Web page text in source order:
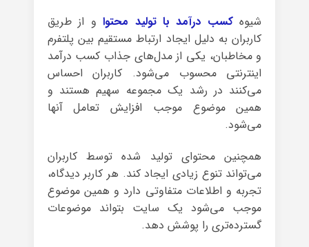
شیوهکسب درآمد با تولید محتواو از طریق
کاربران به دلیل ایجاد ارتباط مستقیم بین پلتفرم
و مخاطبان، یکی از مدل‌های جذاب کسب درآمد
اینترنتی محسوب می‌شود. کاربران احساس
می‌کنند در رشد یک مجموعه سهیم هستند و
همین موضوع موجب افزایش تعامل آنها
می‌شود.
همچنین محتوای تولید شده توسط کاربران
می‌تواند تنوع زیادی ایجاد کند. هر کاربر دیدگاه،
تجربه و اطلاعات متفاوتی دارد و همین موضوع
موجب می‌شود یک سایت بتواند موضوعات
گسترده‌تری را پوشش دهد.